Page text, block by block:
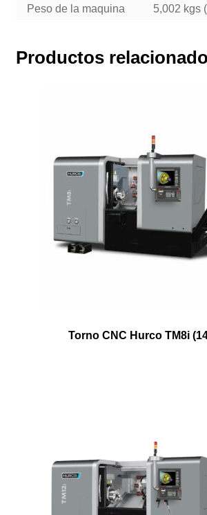
Peso de la maquina
5,002 kgs
Productos
Torno CNC Hurco TM8i